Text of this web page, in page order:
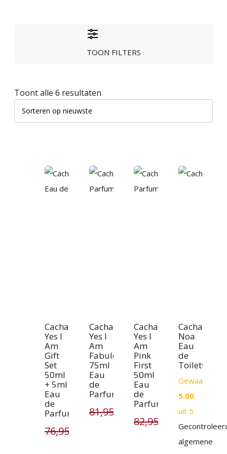
TOON FILTERS
Toont alle 6 resultaten
Cacharel
Yes I
Am
Gift
Set
50ml
+ 5ml
Eau
de
Parfum
76,95
Oorspronkelijke
Huidige
Cacharel
Yes I
Am
Fabulous
75ml
Eau
de
Parfum
81,95
Oorspronkelijke
Huidige
Cacharel
Yes I
Am
Pink
First
50ml
Eau
de
Parfum
82,95
Oorspronkelijke
39,95
Huidige
Cacharel
Noa
Eau
de
Toilette
Gewaardeerd
5.00
uit 5
algemene
Dit
op
de